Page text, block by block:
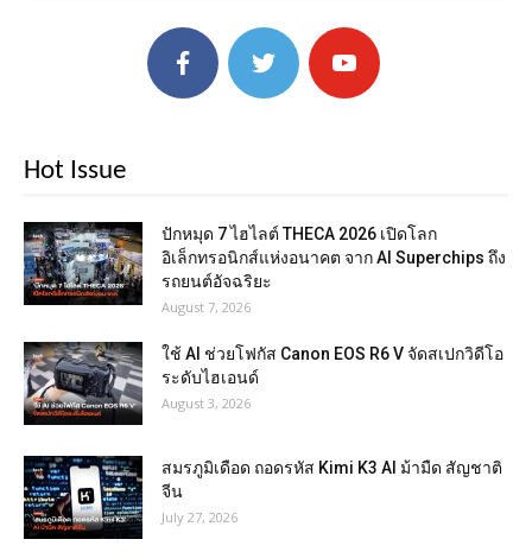
Hot Issue
ปักหมุด 7 ไฮไลต์ THECA 2026 เปิดโลก
อิเล็กทรอนิกส์แห่งอนาคต จาก AI Superchips ถึง
รถยนต์อัจฉริยะ
August 7, 2026
ใช้ AI ช่วยโฟกัส Canon EOS R6 V จัดสเปกวิดีโอ
ระดับไฮเอนด์
August 3, 2026
สมรภูมิเดือด ถอดรหัส Kimi K3 AI ม้ามืด สัญชาติ
จีน
July 27, 2026